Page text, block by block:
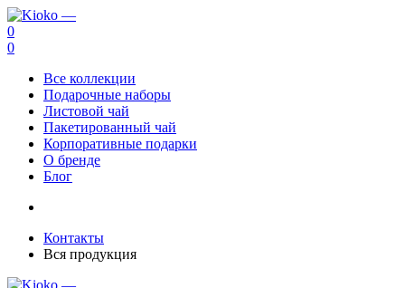
0
0
Все коллекции
Подарочные наборы
Листовой чай
Пакетированный чай
Корпоративные подарки
О бренде
Блог
Контакты
Вся продукция